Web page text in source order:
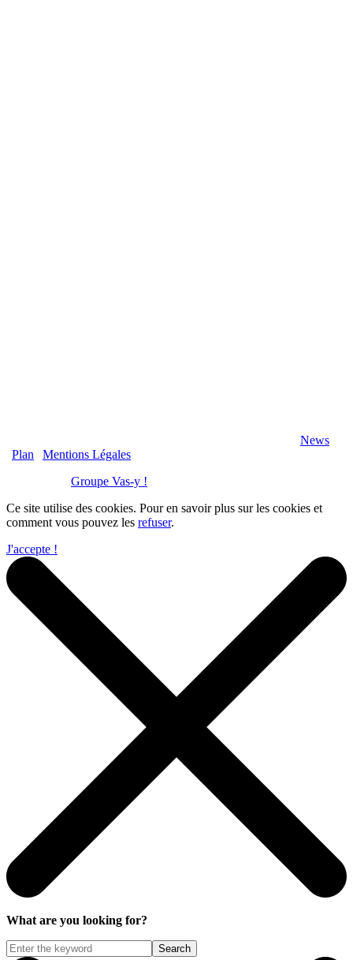
News
Plan
Mentions Légales
Groupe Vas-y !
Ce site utilise des cookies. Pour en savoir plus sur les cookies et
comment vous pouvez les refuser.
J'accepte !
What are you looking for?
Search